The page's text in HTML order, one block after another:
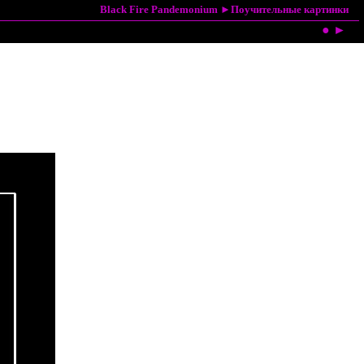
Black Fire Pandemonium ►Поучительные картинки
● ►